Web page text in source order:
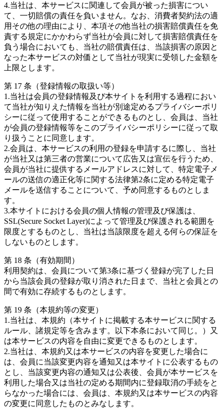
4.当社は、本サービスに関連して会員が被った損害につい
て、一切賠償の責任を負いません。なお、消費者契約法の適
用その他の理由により、本項その他当社の損害賠償責任を免
責する規定にかかわらず当社が会員に対して損害賠償責任を
負う場合においても、当社の賠償責任は、当該損害の原因と
なった本サービスの対価として当社が現実に受領した金額を
上限とします。
第 17 条（登録情報の取扱い等）
1.当社は会員の登録情報及び本サイトを利用する過程におい
て当社が知りえた情報を当社が別途定めるプライバシーポリ
シーに従って使用することができるものとし、会員は、当社
が会員の登録情報等をこのプライバシーポリシーに従って取
り扱うことに同意します。
2.会員は、本サービスの利用の登録を申請するに際し、当社
が当社又は第三者の営業について広告又は宣伝を行うため、
会員が当社に提供するメールアドレスに対して、特定電子メ
ールの送信の適正化等に関する法律第2条に定める特定電子
メールを送信することについて、予め同意するものとしま
す。
3.本サイトにおける会員の個人情報の管理及び保護は、
SSL(Secure Socket Layer)によって管理及び保護される範囲を
限度とするものとし、当社は当該限度を超える何らの保証を
しないものとします。
第 18 条（有効期間）
利用契約は、会員について第3条に基づく登録が完了した日
から当該会員の登録が取り消された日まで、当社と会員との
間で有効に存続するものとします。
第 19 条（本規約等の変更）
1.当社は、本規約（本サイトに掲載する本サービスに関する
ルール、諸規定等を含みます。以下本条において同じ。）又
は本サービスの内容を自由に変更できるものとします。
2.当社は、本規約又は本サービスの内容を変更した場合に
は、会員に当該変更内容を通知又は本サイトに公表するもの
とし、当該変更内容の通知又は公表後、会員が本サービスを
利用した場合又は当社の定める期間内に登録取消の手続をと
らなかった場合には、会員は、本規約又は本サービスの内容
の変更に同意したものとみなします。